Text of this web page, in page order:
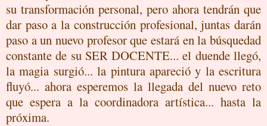
su transformación personal, pero ahora tendrán que
dar paso a la construcción profesional, juntas darán
paso a un nuevo profesor que estará en la búsquedad
constante de su SER DOCENTE... el duende llegó,
la magia surgió... la pintura apareció y la escritura
fluyó... ahora esperemos la llegada del nuevo reto
que espera a la coordinadora artística... hasta la
próxima.